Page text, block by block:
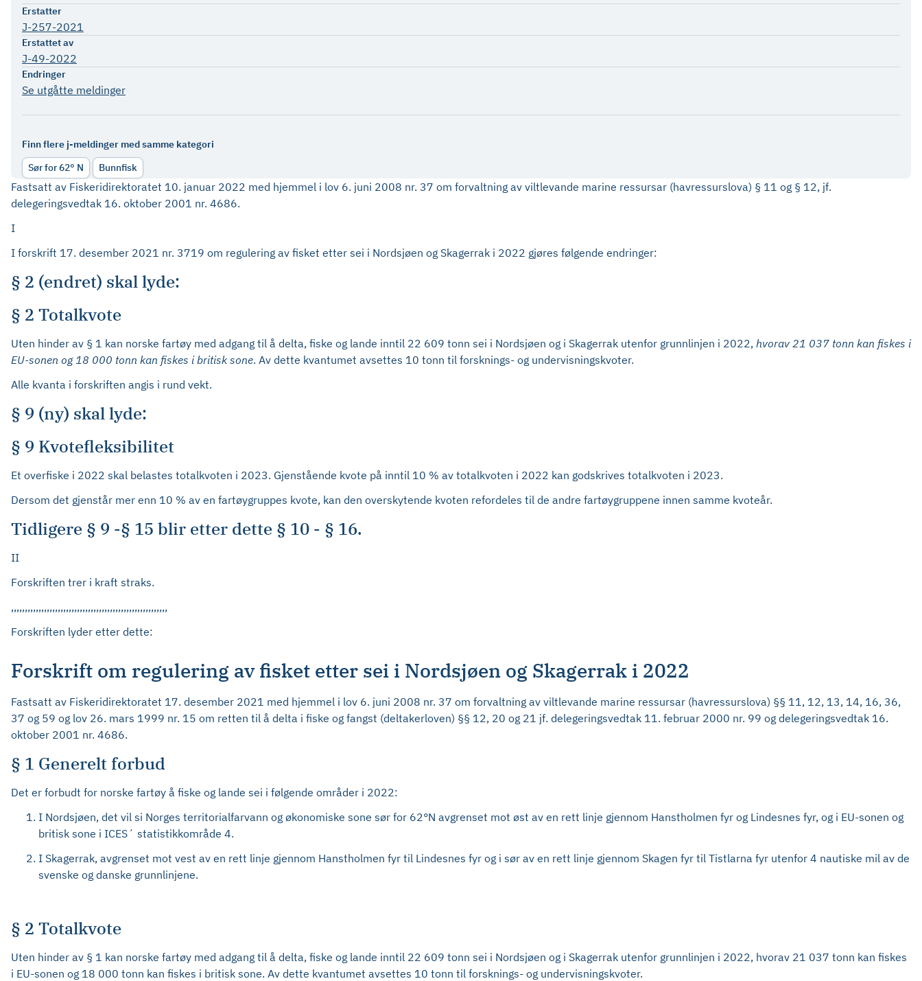
Erstatter
J-257-2021
Erstattet av
J-49-2022
Endringer
Se utgåtte meldinger
Finn flere j-meldinger med samme kategori
Sør for 62° N
Bunnfisk
Fastsatt av Fiskeridirektoratet 10. januar 2022 med hjemmel i lov 6. juni 2008 nr. 37 om forvaltning av viltlevande marine ressursar (havressurslova) § 11 og § 12, jf.
delegeringsvedtak 16. oktober 2001 nr. 4686.
I
I forskrift 17. desember 2021 nr. 3719 om regulering av fisket etter sei i Nordsjøen og Skagerrak i 2022 gjøres følgende endringer:
§ 2 (endret) skal lyde:
§ 2 Totalkvote
Uten hinder av § 1 kan norske fartøy med adgang til å delta, fiske og lande inntil 22 609 tonn sei i Nordsjøen og i Skagerrak utenfor grunnlinjen i 2022, hvorav 21 037 tonn kan fiskes i
EU-sonen og 18 000 tonn kan fiskes i britisk sone. Av dette kvantumet avsettes 10 tonn til forsknings- og undervisningskvoter.
Alle kvanta i forskriften angis i rund vekt.
§ 9 (ny) skal lyde:
§ 9 Kvotefleksibilitet
Et overfiske i 2022 skal belastes totalkvoten i 2023. Gjenstående kvote på inntil 10 % av totalkvoten i 2022 kan godskrives totalkvoten i 2023.
Dersom det gjenstår mer enn 10 % av en fartøygruppes kvote, kan den overskytende kvoten refordeles til de andre fartøygruppene innen samme kvoteår.
Tidligere § 9 -§ 15 blir etter dette § 10 - § 16.
II
Forskriften trer i kraft straks.
,,,,,,,,,,,,,,,,,,,,,,,,,,,,,,,,,,,,,,,,,,,,,,,,,,,,,,,,,
Forskriften lyder etter dette:
Forskrift om regulering av fisket etter sei i Nordsjøen og Skagerrak i 2022
Fastsatt av Fiskeridirektoratet 17. desember 2021 med hjemmel i lov 6. juni 2008 nr. 37 om forvaltning av viltlevande marine ressursar (havressurslova) §§ 11, 12, 13, 14, 16, 36,
37 og 59 og lov 26. mars 1999 nr. 15 om retten til å delta i fiske og fangst (deltakerloven) §§ 12, 20 og 21 jf. delegeringsvedtak 11. februar 2000 nr. 99 og delegeringsvedtak 16.
oktober 2001 nr. 4686.
§ 1 Generelt forbud
Det er forbudt for norske fartøy å fiske og lande sei i følgende områder i 2022:
I Nordsjøen, det vil si Norges territorialfarvann og økonomiske sone sør for 62°N avgrenset mot øst av en rett linje gjennom Hanstholmen fyr og Lindesnes fyr, og i EU-sonen og
britisk sone i ICES´ statistikkområde 4.
I Skagerrak, avgrenset mot vest av en rett linje gjennom Hanstholmen fyr til Lindesnes fyr og i sør av en rett linje gjennom Skagen fyr til Tistlarna fyr utenfor 4 nautiske mil av de
svenske og danske grunnlinjene.
§ 2 Totalkvote
Uten hinder av § 1 kan norske fartøy med adgang til å delta, fiske og lande inntil 22 609 tonn sei i Nordsjøen og i Skagerrak utenfor grunnlinjen i 2022, hvorav 21 037 tonn kan fiskes
i EU-sonen og 18 000 tonn kan fiskes i britisk sone. Av dette kvantumet avsettes 10 tonn til forsknings- og undervisningskvoter.